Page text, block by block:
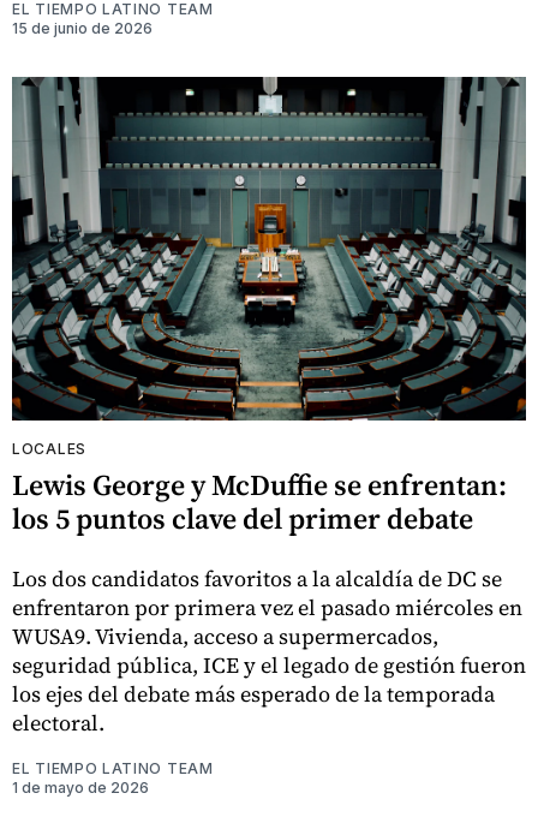
EL TIEMPO LATINO TEAM
15 de junio de 2026
LOCALES
Lewis George y McDuffie se enfrentan:
los 5 puntos clave del primer debate
Los dos candidatos favoritos a la alcaldía de DC se
enfrentaron por primera vez el pasado miércoles en
WUSA9. Vivienda, acceso a supermercados,
seguridad pública, ICE y el legado de gestión fueron
los ejes del debate más esperado de la temporada
electoral.
EL TIEMPO LATINO TEAM
1 de mayo de 2026